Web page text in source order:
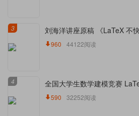
3 刘海洋讲座原稿 《LaTeX 不
960 44122阅读
4 全国大学生数学建模竞赛
590 32252阅读